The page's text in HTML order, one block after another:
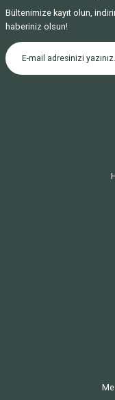
Bültenimize kayıt olun,
haberiniz olsun!